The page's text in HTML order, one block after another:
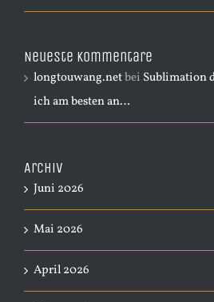
Neueste Kommentare
longtouwang.netbei Sublimation
ich am besten an…
Archiv
Juni 2026
Mai 2026
April 2026